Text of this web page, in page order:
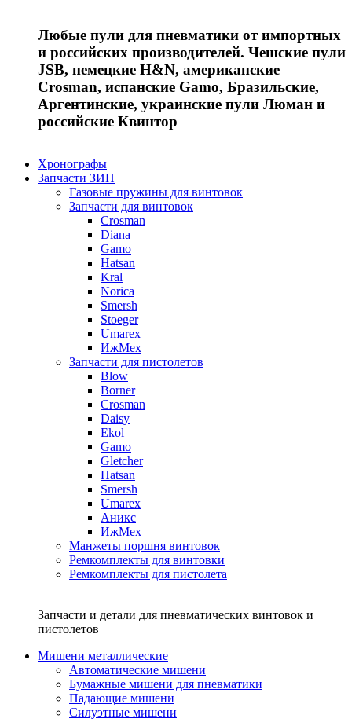
Любые пули для пневматики от импортных
и российских производителей. Чешские пули
JSB, немецкие H&N, американские
Crosman, испанские Gamo, Бразильские,
Аргентинские, украинские пули Люман и
российские Квинтор
Хронографы
Запчасти ЗИП
Газовые пружины для винтовок
Запчасти для винтовок
Crosman
Diana
Gamo
Hatsan
Kral
Norica
Smersh
Stoeger
Umarex
ИжМех
Запчасти для пистолетов
Blow
Borner
Crosman
Daisy
Ekol
Gamo
Gletcher
Hatsan
Smersh
Umarex
Аникс
ИжМех
Манжеты поршня винтовок
Ремкомплекты для винтовки
Ремкомплекты для пистолета
Запчасти и детали для пневматических винтовок и
пистолетов
Мишени металлические
Автоматические мишени
Бумажные мишени для пневматики
Падающие мишени
Силуэтные мишени